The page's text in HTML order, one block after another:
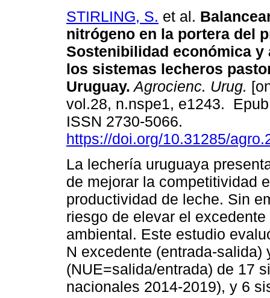
STIRLING, S. et al.
nitrógeno en la portera del
Sostenibilidad económica y
los sistemas lecheros
Uruguay. Agrocienc. Urug.
vol.28, n.nspe1, e1243.
ISSN 2730-5066.
https://doi.org/10.31285/
La lechería uruguaya
de mejorar la competitividad
productividad de leche. Sin
riesgo de elevar el
ambiental. Este estudio
N excedente (entrada-
(NUE=salida/entrada) de 17
nacionales 2014-2019), y 6